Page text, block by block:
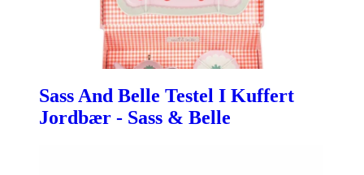
Sass And Belle Testel I Kuffert
Jordbær - Sass & Belle